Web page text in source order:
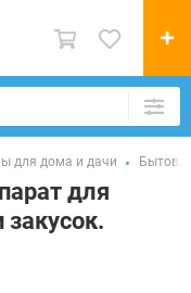
для дома и дачи
для